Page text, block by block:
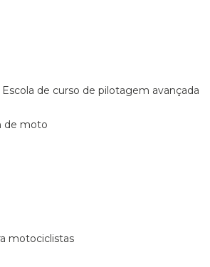
escola de curso de pilotagem avançada
de moto
motociclistas